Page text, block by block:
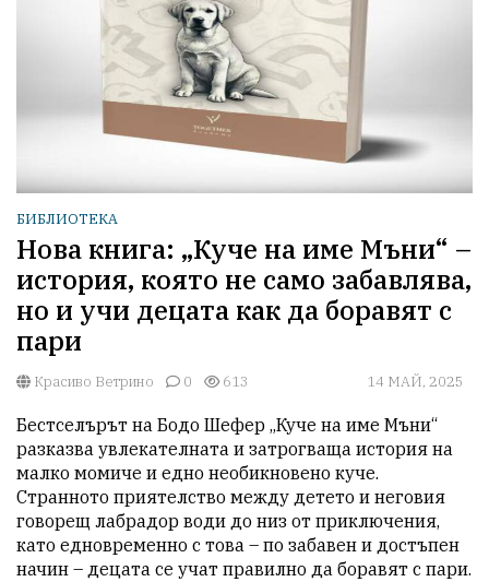
БИБЛИОТЕКА
Нова книга: „Куче на име Мъни“ –
история, която не само забавлява,
но и учи децата как да боравят с
пари
Красиво Ветрино 0 613 14 МАЙ, 2025
Бестселърът на Бодо Шефер „Куче на име Мъни“
разказва увлекателната и затрогваща история на
малко момиче и едно необикновено куче.
Странното приятелство между детето и неговия
говорещ лабрадор води до низ от приключения,
като едновременно с това – по забавен и достъпен
начин – децата се учат правилно да боравят с пари.